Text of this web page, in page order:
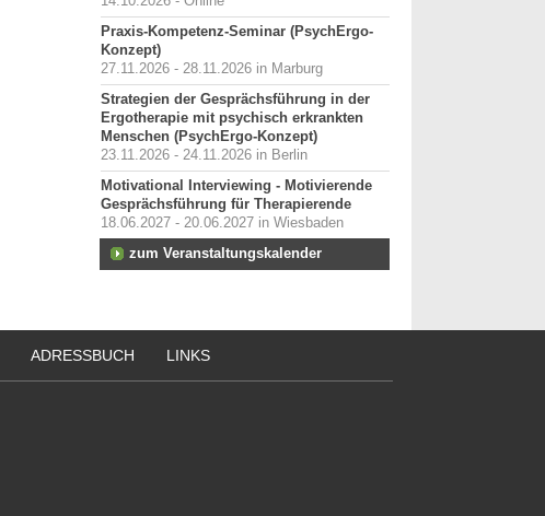
Praxis-Kompetenz-Seminar (PsychErgo-
Konzept)
27.11.2026 - 28.11.2026 in Marburg
Strategien der Gesprächsführung in der
Ergotherapie mit psychisch erkrankten
Menschen (PsychErgo-Konzept)
23.11.2026 - 24.11.2026 in Berlin
Motivational Interviewing - Motivierende
Gesprächsführung für Therapierende
18.06.2027 - 20.06.2027 in Wiesbaden
zum Veranstaltungskalender
ADRESSBUCH LINKS